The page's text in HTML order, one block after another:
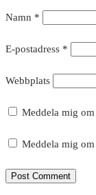
Namn *
E-postadress *
Webbplats
Meddela mig
Meddela mig